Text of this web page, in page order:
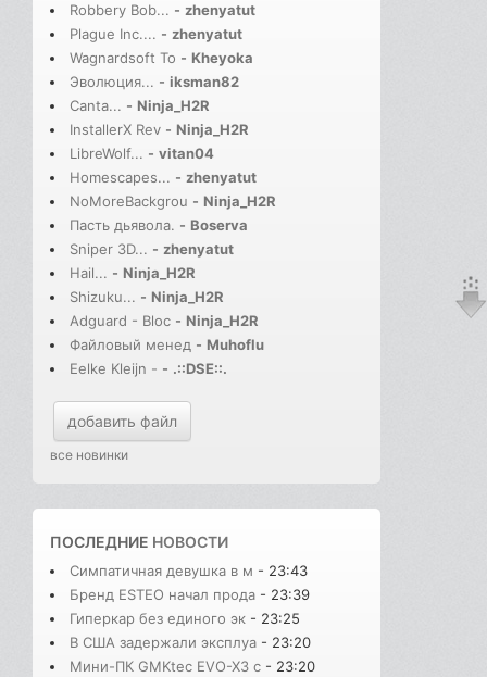
Robbery Bob... - zhenyatut
Plague Inc.... - zhenyatut
Wagnardsoft To - Kheyoka
Эволюция... - iksman82
Canta... - Ninja_H2R
InstallerX Rev - Ninja_H2R
LibreWolf... - vitan04
Homescapes... - zhenyatut
NoMoreBackgrou - Ninja_H2R
Пасть дьявола. - Boserva
Sniper 3D... - zhenyatut
Hail... - Ninja_H2R
Shizuku... - Ninja_H2R
Adguard - Bloc - Ninja_H2R
Файловый менед - Muhoflu
Eelke Kleijn - - .::DSE::.
добавить файл
все новинки
ПОСЛЕДНИЕ НОВОСТИ
Симпатичная девушка в м - 23:43
Бренд ESTEO начал прода - 23:39
Гиперкар без единого эк - 23:25
В США задержали эксплуа - 23:20
Мини-ПК GMKtec EVO-X3 с - 23:20